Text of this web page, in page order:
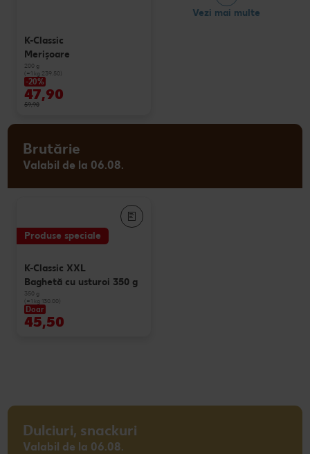
K-Classic
Merişoare
200 g
(=1 kg 239.50)
-20%
47,90
59,90
Vezi mai multe
Brutărie
Valabil de la 06.08.
Produse speciale
K-Classic XXL
Baghetă cu usturoi 350 g
350 g
(=1 kg 130.00)
Doar
45,50
Dulciuri, snackuri
Valabil de la 06.08.